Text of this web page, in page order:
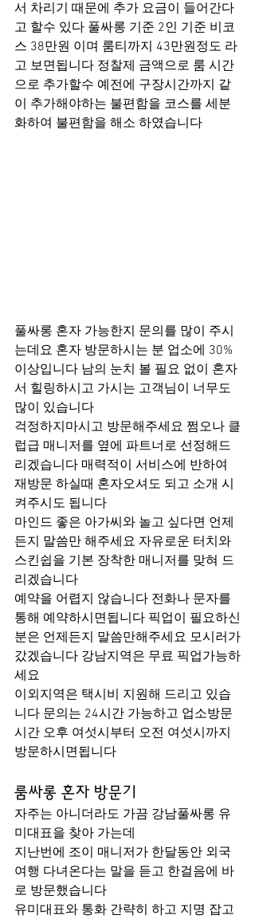
서 차리기 때문에 추가 요금이 들어간다
고 할수 있다 풀싸롱 기준 2인 기준 비코
스 38만원 이며 룸티까지 43만원정도 라
고 보면됩니다 정찰제 금액으로 룸 시간
으로 추가할수 예전에 구장시간까지 같
이 추가해야하는 불편함을 코스를 세분
화하여 불편함을 해소 하였습니다
풀싸롱 혼자 가능한지 문의를 많이 주시
는데요 혼자 방문하시는 분 업소에 30%
이상입니다 남의 눈치 볼 필요 없이 혼자
서 힐링하시고 가시는 고객님이 너무도
많이 있습니다
걱정하지마시고 방문해주세요 쩜오나 클
럽급 매니저를 옆에 파트너로 선정해드
리겠습니다 매력적이 서비스에 반하여
재방문 하실때 혼자오셔도 되고 소개 시
켜주시도 됩니다
마인드 좋은 아가씨와 놀고 싶다면 언제
든지 말씀만 해주세요 자유로운 터치와
스킨쉽을 기본 장착한 매니저를 맞혀 드
리겠습니다
예약을 어렵지 않습니다 전화나 문자를
통해 예약하시면됩니다 픽업이 필요하신
분은 언제든지 말씀만해주세요 모시러가
갔겠습니다 강남지역은 무료 픽업가능하
세요
이외지역은 택시비 지원해 드리고 있습
니다 문의는 24시간 가능하고 업소방문
시간 오후 여섯시부터 오전 여섯시까지
방문하시면됩니다
룸싸롱 혼자 방문기
자주는 아니더라도 가끔 강남풀싸롱 유
미대표을 찾아 가는데
지난번에 조이 매니저가 한달동안 외국
여행 다녀온다는 말을 듣고 한걸음에 바
로 방문했습니다
유미대표와 통화 간략히 하고 지명 잡고